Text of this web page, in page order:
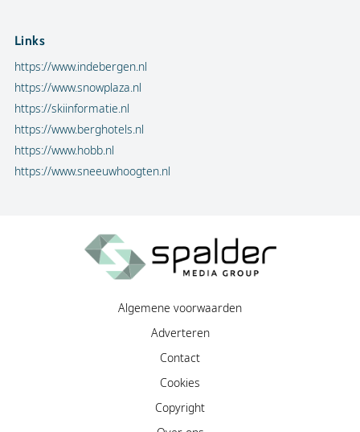
Links
https://www.indebergen.nl
https://www.snowplaza.nl
https://skiinformatie.nl
https://www.berghotels.nl
https://www.hobb.nl
https://www.sneeuwhoogten.nl
Algemene voorwaarden
Adverteren
Contact
Cookies
Copyright